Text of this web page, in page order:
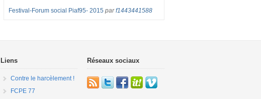
Festival-Forum social Piaf95- 2015 parf1443441588
Liens
Contre le harcèlement !
FCPE 77
Réseaux sociaux